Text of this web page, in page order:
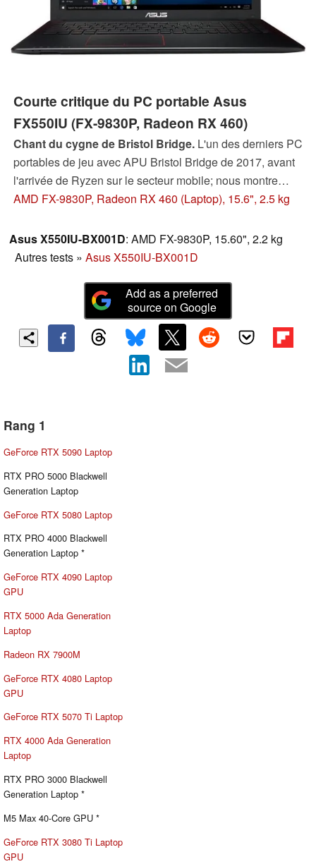
Courte critique du PC portable Asus
FX550IU (FX-9830P, Radeon RX 460)
Chant du cygne de Bristol Bridge.L'un des derniers PC
portables de jeu avec APU Bristol Bridge de 2017, avant
l'arrivée de Ryzen sur le secteur mobile; nous montre
pourquoi les PC portables AMD ont toujours été un échec
écran TN médiocre et faibles performances CPU; ne font
aucun honneur au GPU Polaris embarqué.
AMD FX-9830P, Radeon RX 460 (Laptop), 15.6", 2.5 kg
Asus X550IU-BX001D: AMD FX-9830P, 15.60", 2.2 kg
Autres tests » Asus X550IU-BX001D
Add as a preferred
source on Google
Rang 1
GeForce RTX 5090 Laptop
RTX PRO 5000 Blackwell
Generation Laptop
GeForce RTX 5080 Laptop
RTX PRO 4000 Blackwell
Generation Laptop *
GeForce RTX 4090 Laptop
GPU
RTX 5000 Ada Generation
Laptop
Radeon RX 7900M
GeForce RTX 4080 Laptop
GPU
GeForce RTX 5070 Ti Laptop
RTX 4000 Ada Generation
Laptop
RTX PRO 3000 Blackwell
Generation Laptop *
M5 Max 40-Core GPU *
GeForce RTX 3080 Ti Laptop
GPU